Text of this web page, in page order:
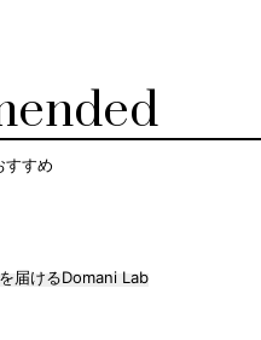
すすめ
届けるDomani Lab